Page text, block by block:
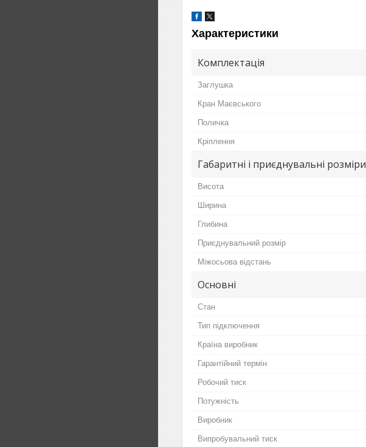
Характеристики
Комплектація
Заглушка
Кран Маєвського
Поличка
Кріплення
Габаритні і приєднувальні розміри
Висота
Ширина
Глибина
Приєднувальний розмір
Міжосьова відстань
Основні
Стан
Тип підключення
Країна виробник
Гарантійний термін
Робочий тиск
Потужність
Виробник
Випробувальний тиск